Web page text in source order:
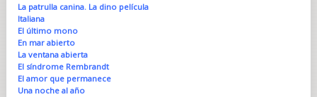
La patrulla canina. La dino película
Italiana
El último mono
En mar abierto
La ventana abierta
El síndrome Rembrandt
El amor que permanece
Una noche al año